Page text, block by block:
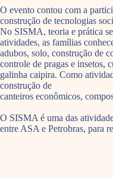
O evento contou com a
construção de tecnologias
No SISMA, teoria e prática
atividades, as famílias
adubos, solo, construção de
controle de pragas e insetos,
galinha caipira. Como
construção de
canteiros econômicos,
O SISMA é uma das
entre ASA e Petrobras, para